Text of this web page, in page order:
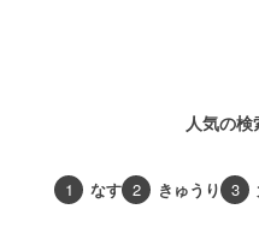
人気の
1 なす 2 きゅうり 3